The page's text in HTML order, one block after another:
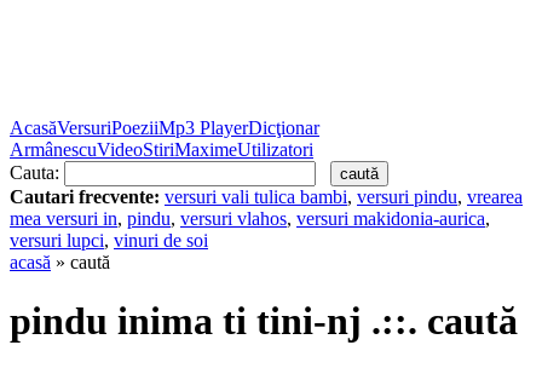
AcasăVersuriPoeziiMp3 PlayerDicţionar
ArmânescuVideoStiriMaximeUtilizatori
Cauta:
Cautari frecvente: versuri vali tulica bambi, versuri pindu, vrearea
mea versuri in, pindu, versuri vlahos, versuri makidonia-aurica,
versuri lupci, vinuri de soi
acasă » caută
pindu inima ti tini-nj .::. caută